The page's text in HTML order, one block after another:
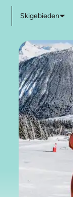
Skigebieden